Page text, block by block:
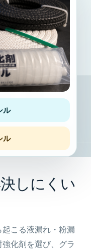
ル
ル
しにくい
こる液漏れ・粉漏
化剤を選び、グラ